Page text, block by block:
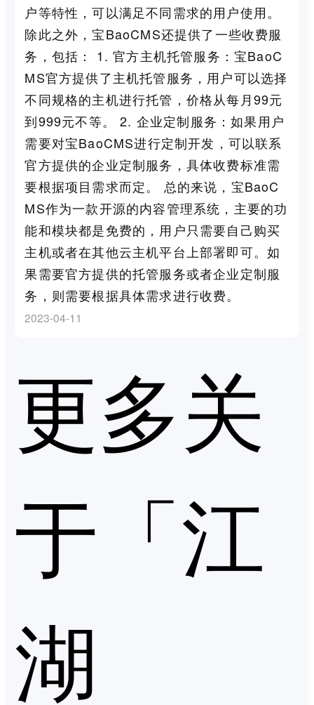
户等特性，可以满足不同需求的用户使用。
除此之外，宝BaoCMS还提供了一些收费服
务，包括： 1. 官方主机托管服务：宝BaoC
MS官方提供了主机托管服务，用户可以选择
不同规格的主机进行托管，价格从每月99元
到999元不等。 2. 企业定制服务：如果用户
需要对宝BaoCMS进行定制开发，可以联系
官方提供的企业定制服务，具体收费标准需
要根据项目需求而定。 总的来说，宝BaoC
MS作为一款开源的内容管理系统，主要的功
能和模块都是免费的，用户只需要自己购买
主机或者在其他云主机平台上部署即可。如
果需要官方提供的托管服务或者企业定制服
务，则需要根据具体需求进行收费。
2023-04-11
更多关
于「江
湖